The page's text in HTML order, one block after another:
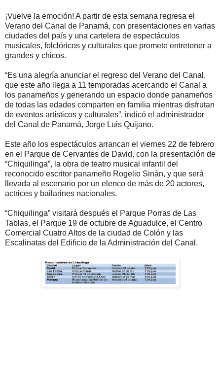
¡Vuelve la emoción! A partir de esta semana regresa el
Verano del Canal de Panamá, con presentaciones en varias
ciudades del país y una cartelera de espectáculos
musicales, folclóricos y culturales que promete entretener a
grandes y chicos.
“Es una alegría anunciar el regreso del Verano del Canal,
que este año llega a 11 temporadas acercando el Canal a
los panameños y generando un espacio donde panameños
de todas las edades comparten en familia mientras disfrutan
de eventos artísticos y culturales”, indicó el administrador
del Canal de Panamá, Jorge Luis Quijano.
Este año los espectáculos arrancan el viernes 22 de febrero
en el Parque de Cervantes de David, con la presentación de
“Chiquilinga”, la obra de teatro musical infantil del
reconocido escritor panameño Rogelio Sinán, y que será
llevada al escenario por un elenco de más de 20 actores,
actrices y bailarines nacionales.
“Chiquilinga” visitará después el Parque Porras de Las
Tablas, el Parque 19 de octubre de Aguadulce, el Centro
Comercial Cuatro Altos de la ciudad de Colón y las
Escalinatas del Edificio de la Administración del Canal.